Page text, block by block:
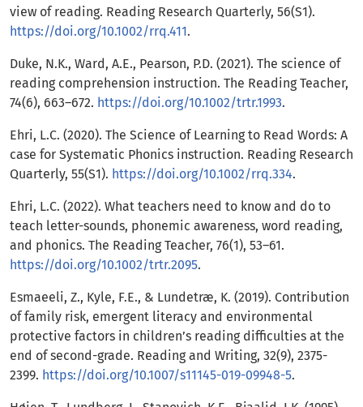
view of reading. Reading Research Quarterly, 56(S1).
https://doi.org/10.1002/rrq.411.
Duke, N.K., Ward, A.E., Pearson, P.D. (2021). The science of
reading comprehension instruction. The Reading Teacher,
74(6), 663–672. https://doi.org/10.1002/trtr.1993.
Ehri, L.C. (2020). The Science of Learning to Read Words: A
case for Systematic Phonics instruction. Reading Research
Quarterly, 55(S1). https://doi.org/10.1002/rrq.334.
Ehri, L.C. (2022). What teachers need to know and do to
teach letter-sounds, phonemic awareness, word reading,
and phonics. The Reading Teacher, 76(1), 53–61.
https://doi.org/10.1002/trtr.2095.
Esmaeeli, Z., Kyle, F.E., & Lundetræ, K. (2019). Contribution
of family risk, emergent literacy and environmental
protective factors in children’s reading difficulties at the
end of second-grade. Reading and Writing, 32(9), 2375-
2399. https://doi.org/10.1007/s11145-019-09948-5.